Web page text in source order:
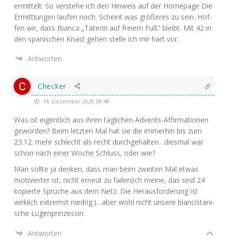
ermit­telt. So ver­ste­he ich den Hin­weis auf der Home­page Die
Ermitt­lun­gen lau­fen noch. Scheint was grö­ße­res zu sein. Hof­
fen wir, dass Bian­ca „Täte­rin auf frei­em Fuß” bleibt. Mit 42 in
den spa­ni­schen Knast gehen stel­le ich mir hart vor.
Antworten
Checker
14. Dezember 2020 08:48
Was ist eigent­lich aus ihren täg­li­chen Advents-Affir­ma­tio­nen
gewor­den? Beim letz­ten Mal hat sie die immer­hin bis zum
23.12. mehr schlecht als recht durchgehalten…diesmal war
schon nach einer Woche Schluss, oder wie?
Man soll­te ja den­ken, dass man beim zwei­ten Mal etwas
moti­vier­ter ist, nicht erneut zu failen(ich mei­ne, das sind 24
kopier­te Sprü­che aus dem Netz. Die Her­aus­for­de­rung ist
wirk­lich extremst niedrig.)…aber wohl nicht unse­re bian­cista­ni­
sche Lügenprinzessin.
Antworten